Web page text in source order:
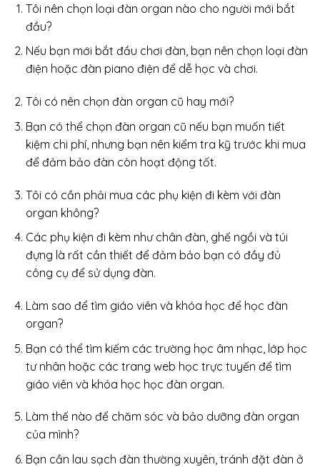
Tôi nên chọn loại đàn organ nào cho người mới bắt
đầu?
Nếu bạn mới bắt đầu chơi đàn, bạn nên chọn loại đàn
điện hoặc đàn piano điện để dễ học và chơi.
Tôi có nên chọn đàn organ cũ hay mới?
Bạn có thể chọn đàn organ cũ nếu bạn muốn tiết
kiệm chi phí, nhưng bạn nên kiểm tra kỹ trước khi mua
để đảm bảo đàn còn hoạt động tốt.
Tôi có cần phải mua các phụ kiện đi kèm với đàn
organ không?
Các phụ kiện đi kèm như chân đàn, ghế ngồi và túi
đựng là rất cần thiết để đảm bảo bạn có đầy đủ
công cụ để sử dụng đàn.
Làm sao để tìm giáo viên và khóa học để học đàn
organ?
Bạn có thể tìm kiếm các trường học âm nhạc, lớp học
tư nhân hoặc các trang web học trực tuyến để tìm
giáo viên và khóa học học đàn organ.
Làm thế nào để chăm sóc và bảo dưỡng đàn organ
của mình?
Bạn cần lau sạch đàn thường xuyên, tránh đặt đàn ở